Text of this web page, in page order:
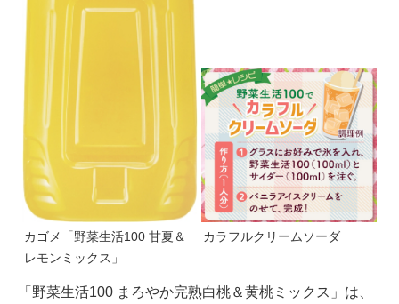
カゴメ「野菜生活100 甘夏＆
レモンミックス」
カラフルクリームソーダ
「野菜生活100 まろやか完熟白桃＆黄桃ミックス」は、